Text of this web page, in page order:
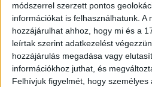
módszerrel szerzett pontos
információkat is felhasználhatunk. A
hozzájárulhat ahhoz, hogy mi és a
leírtak szerint adatkezelést
hozzájárulás megadása vagy
információkhoz juthat, és
Felhívjuk figyelmét, hogy személyes
Az elkövetkező években
fejükben a válás gondolata,
anyagiakra
Hirdetés